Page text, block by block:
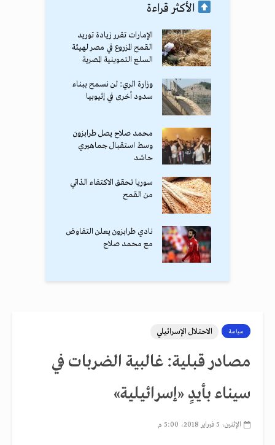
الأكثر قراءة
الإمارات تقرر زيادة توريد
القمح المزروع في مصر لهيئة
السلع التموينية المصرية
وزارة الري: لن نسمح ببناء
سدود أخرى في إثيوبيا
محمد صلاح يصل طرابزون
وسط استقبال جماهيري
حاشد
سوريا تحقق الاكتفاء الذاتي
من القمح
نادي طرابزون يعلن التفاوض
مع محمد صلاح
سياسة الاحتلال الإسرائيلي
مصادر قبلية: غالبية الضربات في
سيناء بأيدٍ «إسرائيلية»
الإثنين، 5 فبراير 2018، 5:00 م